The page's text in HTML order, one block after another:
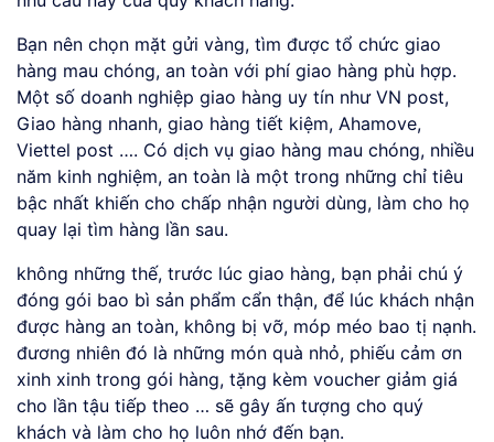
Bạn nên chọn mặt gửi vàng, tìm được tổ chức giao
hàng mau chóng, an toàn với phí giao hàng phù hợp.
Một số doanh nghiệp giao hàng uy tín như VN post,
Giao hàng nhanh, giao hàng tiết kiệm, Ahamove,
Viettel post …. Có dịch vụ giao hàng mau chóng, nhiều
năm kinh nghiệm, an toàn là một trong những chỉ tiêu
bậc nhất khiến cho chấp nhận người dùng, làm cho họ
quay lại tìm hàng lần sau.
không những thế, trước lúc giao hàng, bạn phải chú ý
đóng gói bao bì sản phẩm cẩn thận, để lúc khách nhận
được hàng an toàn, không bị vỡ, móp méo bao tị nạnh.
đương nhiên đó là những món quà nhỏ, phiếu cảm ơn
xinh xinh trong gói hàng, tặng kèm voucher giảm giá
cho lần tậu tiếp theo … sẽ gây ấn tượng cho quý
khách và làm cho họ luôn nhớ đến bạn.